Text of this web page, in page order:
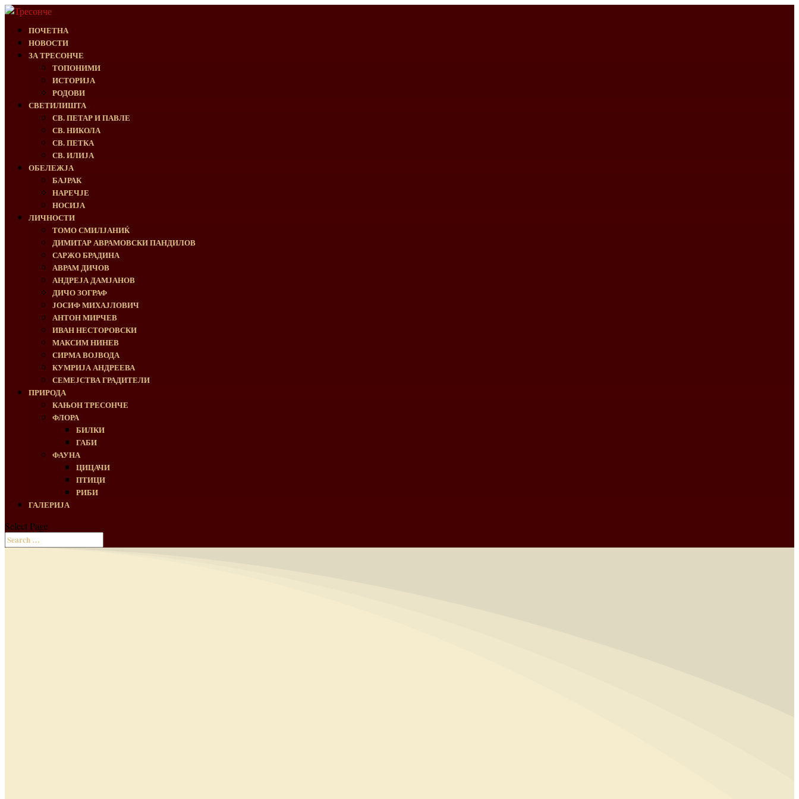
ПОЧЕТНА
НОВОСТИ
ЗА ТРЕСОНЧЕ
ТОПОНИМИ
ИСТОРИЈА
РОДОВИ
СВЕТИЛИШТА
СВ. ПЕТАР И ПАВЛЕ
СВ. НИКОЛА
СВ. ПЕТКА
СВ. ИЛИЈА
ОБЕЛЕЖЈА
БАЈРАК
НАРЕЧЈЕ
НОСИЈА
ЛИЧНОСТИ
ТОМО СМИЛЈАНИЌ
ДИМИТАР АВРАМОВСКИ ПАНДИЛОВ
САРЖО БРАДИНА
АВРАМ ДИЧОВ
АНДРЕЈА ДАМЈАНОВ
ДИЧО ЗОГРАФ
ЈОСИФ МИХАЈЛОВИЧ
АНТОН МИРЧЕВ
ИВАН НЕСТОРОВСКИ
МАКСИМ НИНЕВ
СИРМА ВОЈВОДА
КУМРИЈА АНДРЕЕВА
СЕМЕЈСТВА ГРАДИТЕЛИ
ПРИРОДА
КАЊОН ТРЕСОНЧЕ
ФЛОРА
БИЛКИ
ГАБИ
ФАУНА
ЦИЦАЧИ
ПТИЦИ
РИБИ
ГАЛЕРИЈА
Select Page